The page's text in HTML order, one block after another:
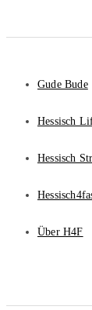
Gude Bude
Hessisch
Hessisch
Über H4F